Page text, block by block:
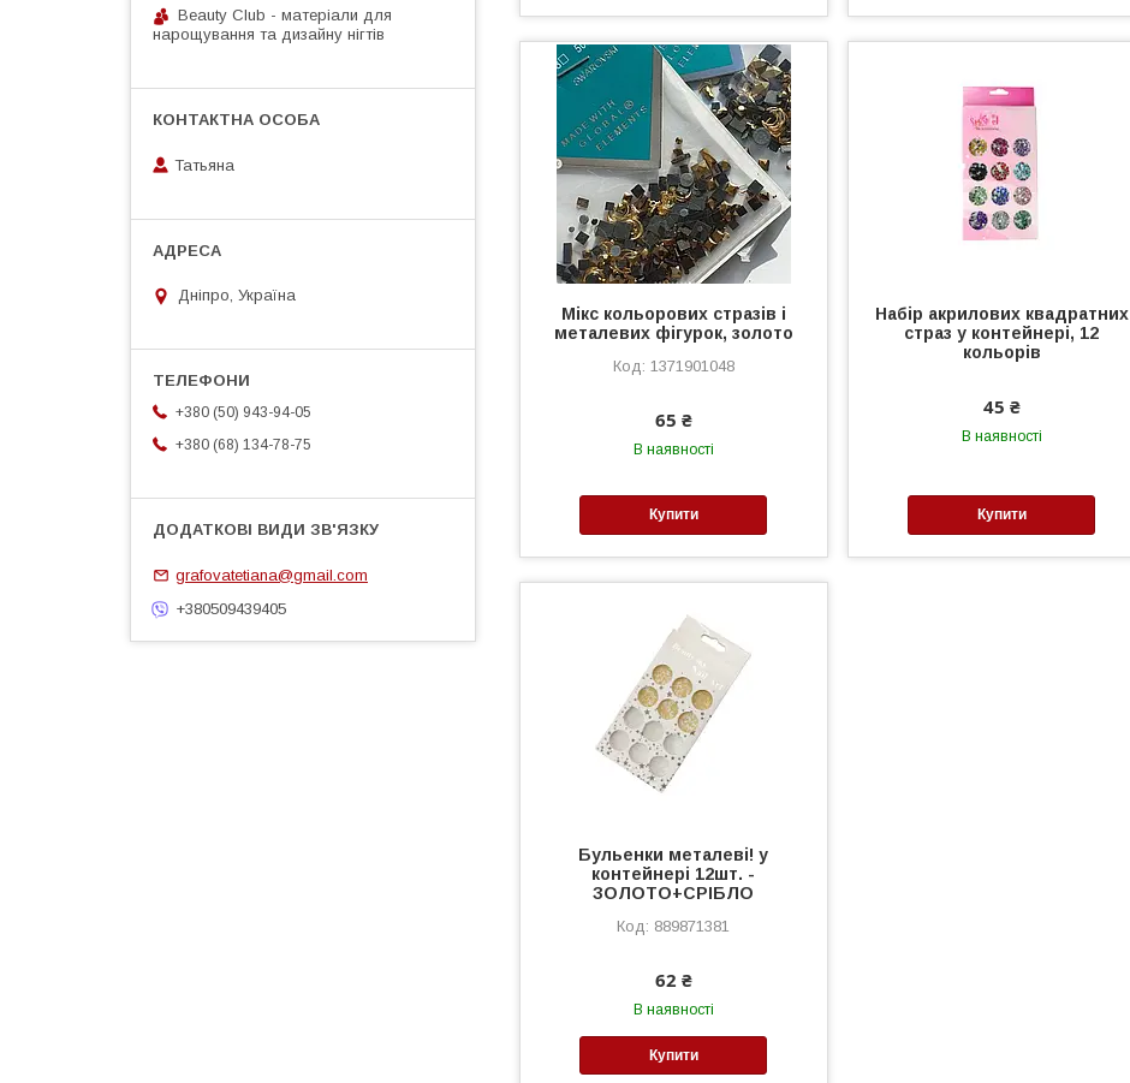
Мікс кольорових стразів і
металевих фігурок, золото
1371901048
65 ₴
В наявності
Купити
Набір акрилових квадратних
страз у контейнері, 12
кольорів
45 ₴
В наявності
Купити
Бульенки металеві! у
контейнері 12шт. -
ЗОЛОТО+СРІБЛО
889871381
62 ₴
В наявності
Купити
Beauty Club - матеріали для
нарощування та дизайну нігтів
Татьяна
Дніпро, Україна
+380 (50) 943-94-05
+380 (68) 134-78-75
grafovatetiana@gmail.com
+380509439405